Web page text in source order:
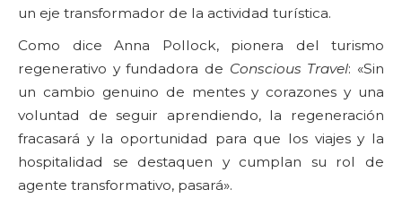
un eje transformador de la actividad turística.
Como dice Anna Pollock, pionera del turismo
regenerativo y fundadora de Conscious Travel: «Sin
un cambio genuino de mentes y corazones y una
voluntad de seguir aprendiendo, la regeneración
fracasará y la oportunidad para que los viajes y la
hospitalidad se destaquen y cumplan su rol de
agente transformativo, pasará».